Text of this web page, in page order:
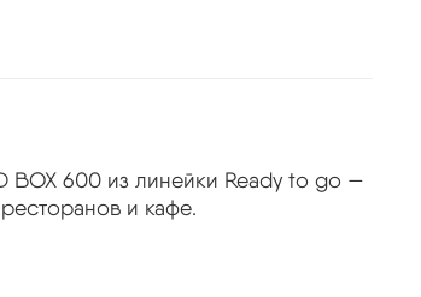
BOX 600 из линейки Ready to go —
и кафе.